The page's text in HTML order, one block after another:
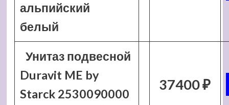
альпийский
белый
Унитаз подвесной
Duravit ME by
Starck 2530090000
37400 ₽